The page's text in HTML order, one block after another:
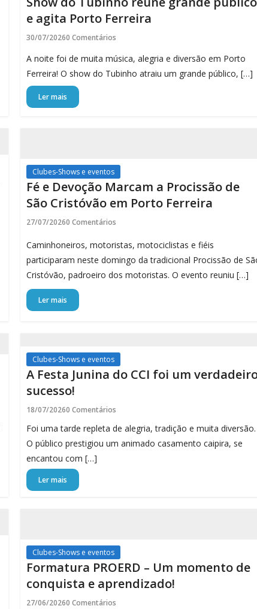
e agita Porto Ferreira
30/07/20260 Comentários
A noite foi de muita música, alegria e diversão em Porto
Ferreira! O show do Tubinho atraiu um grande público, […]
Ler mais
Clubes-Shows e eventos
Fé e Devoção Marcam a Procissão de
São Cristóvão em Porto Ferreira
27/07/20260 Comentários
Caminhoneiros, motoristas, motociclistas e fiéis
participaram neste domingo da tradicional Procissão de
Cristóvão, padroeiro dos motoristas. O evento reuniu […]
Ler mais
Clubes-Shows e eventos
A Festa Junina do CCI foi um
sucesso!
18/07/20260 Comentários
Foi uma tarde repleta de alegria, tradição e muita diversão.
O público prestigiou um animado casamento caipira, se
encantou com […]
Ler mais
Clubes-Shows e eventos
Formatura PROERD – Um momento de
conquista e aprendizado!
27/06/20260 Comentários